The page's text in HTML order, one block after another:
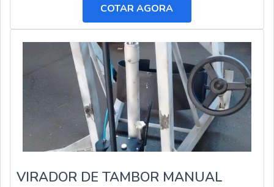
COTAR AGORA
VIRADOR DE TAMBOR MANUAL